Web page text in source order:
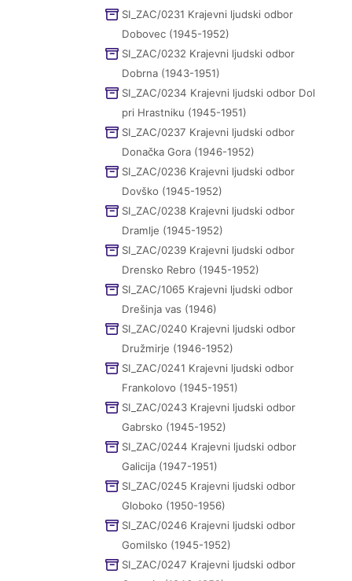
SI_ZAC/0231 Krajevni ljudski odbor
Dobovec (1945-1952)
SI_ZAC/0232 Krajevni ljudski odbor
Dobrna (1943-1951)
SI_ZAC/0234 Krajevni ljudski odbor Dol
pri Hrastniku (1945-1951)
SI_ZAC/0237 Krajevni ljudski odbor
Donačka Gora (1946-1952)
SI_ZAC/0236 Krajevni ljudski odbor
Dovško (1945-1952)
SI_ZAC/0238 Krajevni ljudski odbor
Dramlje (1945-1952)
SI_ZAC/0239 Krajevni ljudski odbor
Drensko Rebro (1945-1952)
SI_ZAC/1065 Krajevni ljudski odbor
Drešinja vas (1946)
SI_ZAC/0240 Krajevni ljudski odbor
Družmirje (1946-1952)
SI_ZAC/0241 Krajevni ljudski odbor
Frankolovo (1945-1951)
SI_ZAC/0243 Krajevni ljudski odbor
Gabrsko (1945-1952)
SI_ZAC/0244 Krajevni ljudski odbor
Galicija (1947-1951)
SI_ZAC/0245 Krajevni ljudski odbor
Globoko (1950-1956)
SI_ZAC/0246 Krajevni ljudski odbor
Gomilsko (1945-1952)
SI_ZAC/0247 Krajevni ljudski odbor